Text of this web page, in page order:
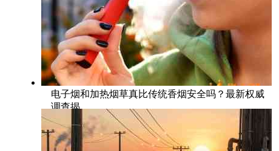
电子烟和加热烟草真比传统香烟安全吗？最新权威
调查揭